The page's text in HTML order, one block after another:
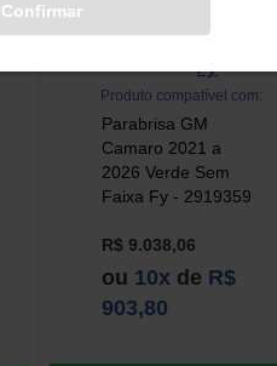
Confirmar
Fy
Produto compatível com:
Parabrisa GM
Camaro 2021 a
2026 Verde Sem
Faixa Fy - 2919359
R$ 9.038,06
ou 10x de R$
903,80